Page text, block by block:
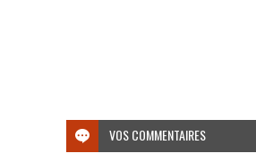
VOS COMMENTAIRES